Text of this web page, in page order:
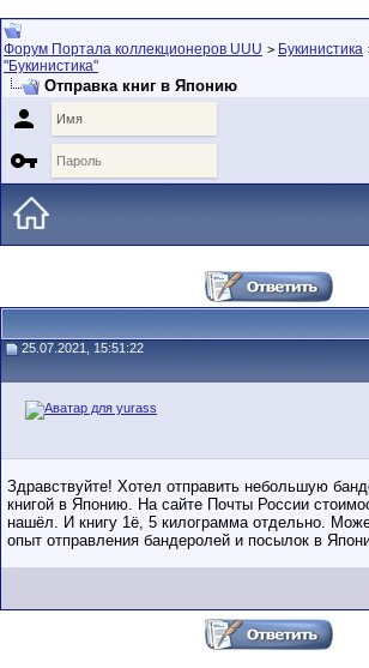
Форум Портала коллекционеров UUU > Букинистика
"Букинистика"
Отправка книг в Японию


25.07.2021, 15:51:22
Здравствуйте! Хотел отправить небольшую
книгой в Японию. На сайте Почты России
нашёл. И книгу 1ё, 5 килограмма отдельно.
опыт отправления бандеролей и посылок в